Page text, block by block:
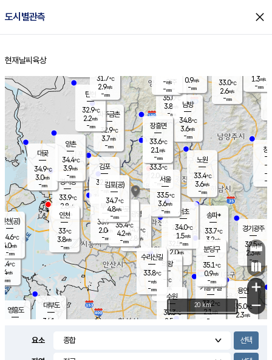
도시별관측 close
홈
현재날씨 육상
의도
℃
m/s
mm
영흥도
양주
35.0℃
3.8
-mm
과천
32.5℃
2.0m/s
- mm
용인
35.0℃
2.3m/s
경기광주
32.5℃
2.3m/s
-mm
대부도
34.1
경서동
33.9℃
2.8 m/s
-mm
파주금촌
32.9℃
3.7m/s
-mm
33.0℃
2.6m/s
-mm
대곶
34.9℃
3.0m/s
-mm
창
-
-m/
-
탄현
32.9℃
2.2m/s
-mm
1.3m/s
-mm
의왕
- ℃
m/s
mm
김포
32.8℃
-m/s
mm
광명
34.7 ℃
2.8 m/s
-mm
부천
33.9℃
2.0m/s
-mm
양촌
34.4℃
3.9m/s
-mm
구로
35.4℃
4.2m/s
-mm
은평
33.3℃
2.0 m/s
- mm
노원
33.4℃
3.6m/s
-mm
송파*
33.7℃
3.2m/s
-mm
서초
34.0℃
1.5m/s
-mm
남방
34.8℃
3.6m/s
-mm
기흥구갈
33.2℃
2.1m/s
-
수리산길
33.8℃
-m/s
-mm
분당구
35.1℃
0.9m/s
-mm
장흥면
33.6℃
2.1 m/s
-mm
-m/s
-mm
인천(공)
34.6℃
4.0m/s
-mm
김포(공)
34.7℃
4.8m/s
-mm
수원
33.3℃
2.5 m/s
인천
33℃
3.8m/s
-mm
서울
33.5℃
3.6m/s
-mm
31.7℃
2.9m/s
-mm
0.9m/s
-mm
+
−
20 km
요소